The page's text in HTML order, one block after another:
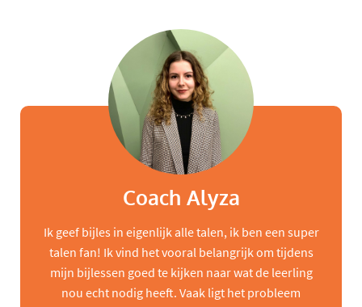
Coach Alyza
Ik geef bijles in eigenlijk alle talen, ik ben een super
talen fan! Ik vind het vooral belangrijk om tijdens
mijn bijlessen goed te kijken naar wat de leerling
nou echt nodig heeft. Vaak ligt het probleem